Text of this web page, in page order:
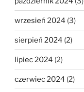
wrzesień 2024 (3)
sierpień 2024 (2)
lipiec 2024 (2)
czerwiec 2024 (2)